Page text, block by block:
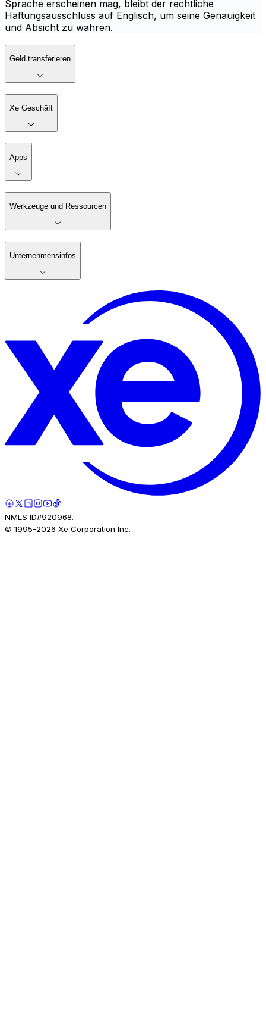
Sprache erscheinen mag, bleibt der rechtliche
Haftungsausschluss auf Englisch, um seine Genauigkeit
und Absicht zu wahren.
Geld transferieren
Xe Geschäft
Apps
Werkzeuge und Ressourcen
Unternehmensinfos
NMLS ID#920968.
© 1995-2026 Xe Corporation Inc.